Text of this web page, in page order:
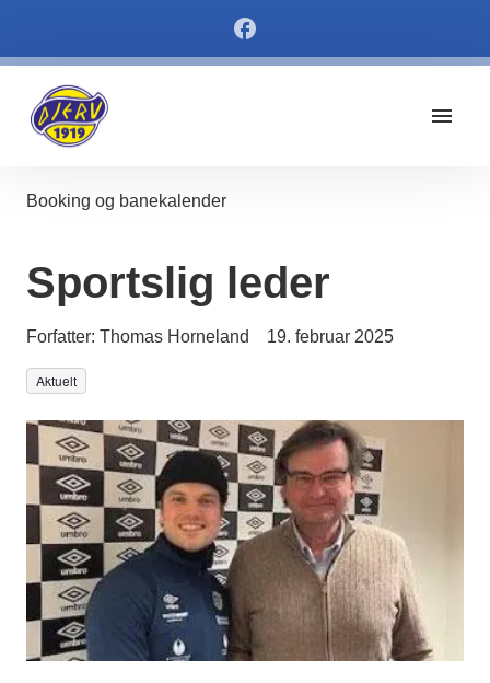
Booking og banekalender
Sportslig leder
Forfatter: Thomas Horneland 19. februar 2025
Aktuelt